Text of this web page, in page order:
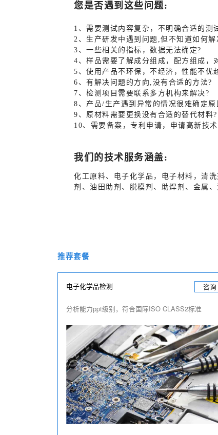
您是否遇到这些问题:
1、需要测试内容复杂，不明确合适的测
2、生产研发中遇到问题,但不知道如何解
3、 一些相关的指标，数据无法确定?
4、样品需要了解成分组成，配方组成，
5、 使用产品不环保，不经济，性能不优
6、有解决问题的方向,没有合适的方法?
7、 检测项目需要联系多方机构来解决?
8、产品/生产遇到异常的情况很难确定
9、 原材料需要更换没有合适的替代材料?
10、需要备案，专利申请，申请高新技
我们的技术服务涵盖:
化工原料、电子化学品，电子材料，清
剂、油田助剂、脱模剂、助焊剂、金属
推荐套餐
电子化学品检测 咨询
分析能力ppt级别，符合国际ISO CLASS2标准